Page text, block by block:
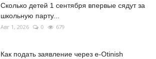
Сколько детей 1 сентября впервые сядут за
школьную парту...
Авг 1, 2026 0 679
Как подать заявление через e-Otinish